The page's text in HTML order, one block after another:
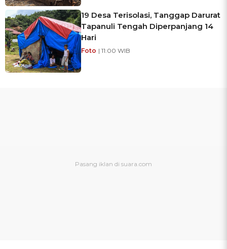
19 Desa Terisolasi, Tanggap Darurat
Tapanuli Tengah Diperpanjang 14
Hari
Foto | 11:00 WIB